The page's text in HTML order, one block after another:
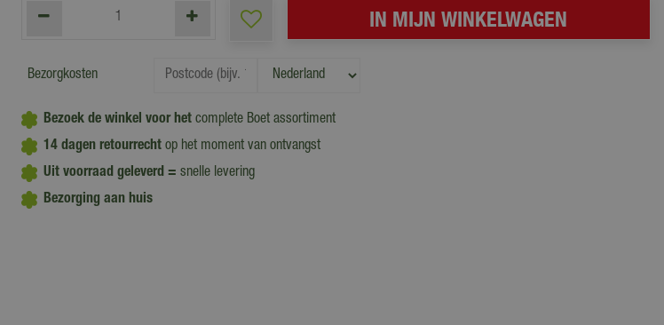
Bezorgkosten
Bezoek de winkel voor het complete Boet assortiment
14 dagen retourrechtop het moment van ontvangst
Uit voorraad geleverd = snelle levering
Bezorging aan huis